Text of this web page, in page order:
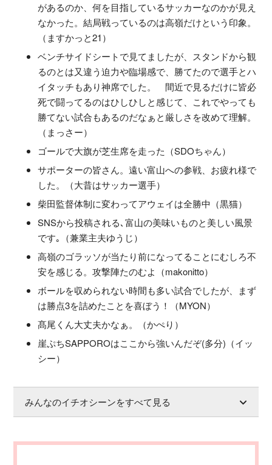
があるのか、何を目指しているサッカーなのかが見え
なかった。結局戦っているのは高嶺だけという印象。
（ますかっと21）
ベンチサイドシートで見てましたが、スタンドから観
るのとは又違う迫力や臨場感で、勝てたので選手とハ
イタッチもあり神席でした。 間近で見るだけに皆必
死で闘ってるのはひしひしと感じて、これでやっても
勝てない試合もあるのだなぁと厳しさを改めて理解。
（まっさー）
ゴールで大旗が芝生席を走った（SDOちゃん）
サポーターの皆さん。遠い富山への参戦、お疲れ様で
した。（大昔はサッカー選手）
柴田監督体制に変わってアウェイは全勝中（黒猫）
SNSから投稿される､富山の美味いものと美しい風景
です｡（兼業主夫ゆうじ）
高嶺のゴラッソが当たり前になってることにむしろ不
安を感じる。攻撃陣たのむよ（makonitto）
ボールを収められない時間も多い試合でしたが、まず
は勝点3を詰めたことを喜ぼう！（MYON）
髙尾くん大丈夫かなぁ。（かぺり）
崖ぷちSAPPOROはここから強いんだぞ(多分)（イッ
シー）
みんなのイチオシーンをすべて見る